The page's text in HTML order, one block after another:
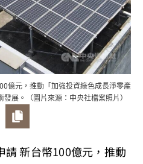
億元，推動「加強投資綠色成長淨零產
展。（圖片來源：中央社檔案照片）
新台幣100億元，推動